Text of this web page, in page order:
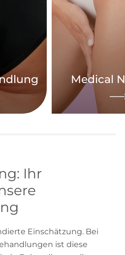
Medical
Ihr
Einschätzung. Bei
ist diese